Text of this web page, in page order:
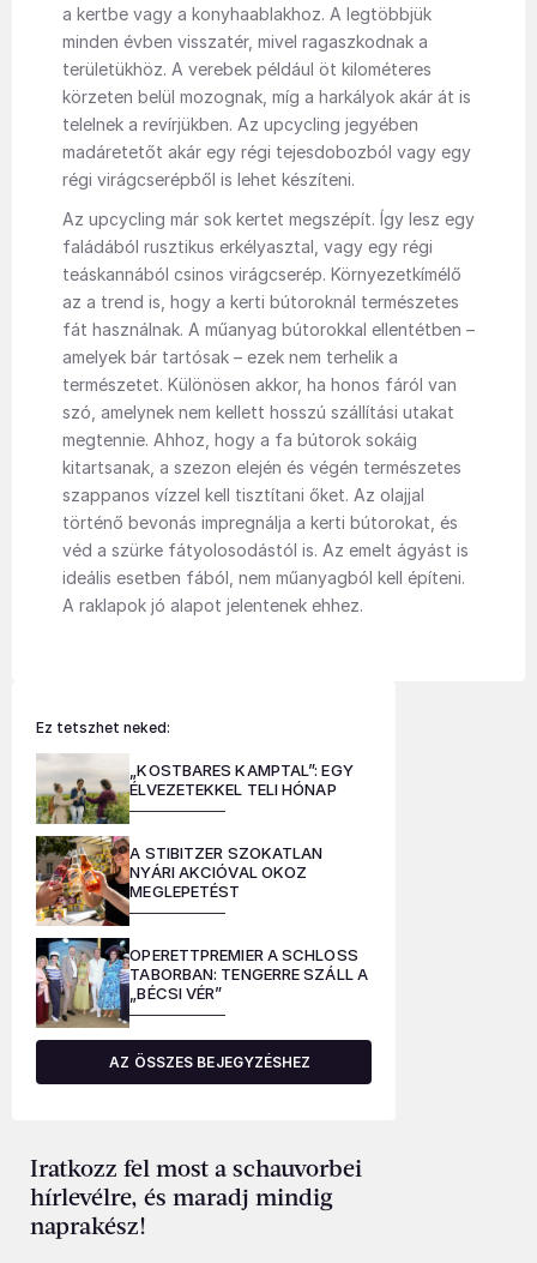
a kertbe vagy a konyhaablakhoz. A legtöbbjük
minden évben visszatér, mivel ragaszkodnak a
területükhöz. A verebek például öt kilométeres
körzeten belül mozognak, míg a harkályok akár át is
telelnek a revírjükben. Az upcycling jegyében
madáretetőt akár egy régi tejesdobozból vagy egy
régi virágcserépből is lehet készíteni.
Az upcycling már sok kertet megszépít. Így lesz egy
faládából rusztikus erkélyasztal, vagy egy régi
teáskannából csinos virágcserép. Környezetkímélő
az a trend is, hogy a kerti bútoroknál természetes
fát használnak. A műanyag bútorokkal ellentétben –
amelyek bár tartósak – ezek nem terhelik a
természetet. Különösen akkor, ha honos fáról van
szó, amelynek nem kellett hosszú szállítási utakat
megtennie. Ahhoz, hogy a fa bútorok sokáig
kitartsanak, a szezon elején és végén természetes
szappanos vízzel kell tisztítani őket. Az olajjal
történő bevonás impregnálja a kerti bútorokat, és
véd a szürke fátyolosodástól is. Az emelt ágyást is
ideális esetben fából, nem műanyagból kell építeni.
A raklapok jó alapot jelentenek ehhez.
Ez tetszhet neked:
„KOSTBARES KAMPTAL”: EGY
ÉLVEZETEKKEL TELI HÓNAP
A STIBITZER SZOKATLAN
NYÁRI AKCIÓVAL OKOZ
MEGLEPETÉST
OPERETTPREMIER A SCHLOSS
TABORBAN: TENGERRE SZÁLL A
„BÉCSI VÉR”
AZ ÖSSZES BEJEGYZÉSHEZ
Iratkozz fel most a schauvorbei
hírlevélre, és maradj mindig
naprakész!